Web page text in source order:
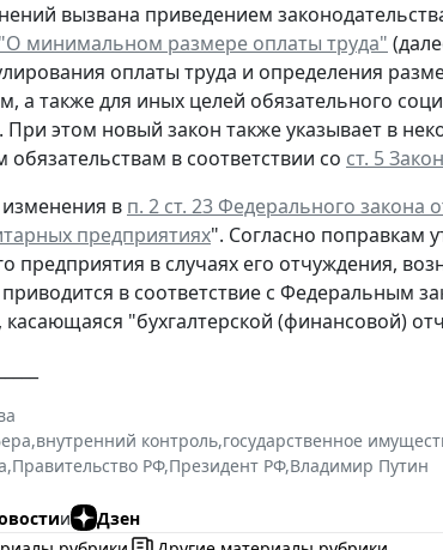
вызвана приведением
минимальном размере оплаты труда"
оплаты труда и определения
а также для иных целей обязательного
При этом новый закон также указывает в
в соответствии со ст. 5
в п. 2 ст. 23 Федерального закона
предприятиях". Согласно поправкам
предприятия в случаях его отчуждения,
в соответствие с Федеральным
"бухгалтерской (финансовой)
,внутренний контроль,государственное
,Правительство РФ,Президент РФ,Владимир Путин
и
Дзен